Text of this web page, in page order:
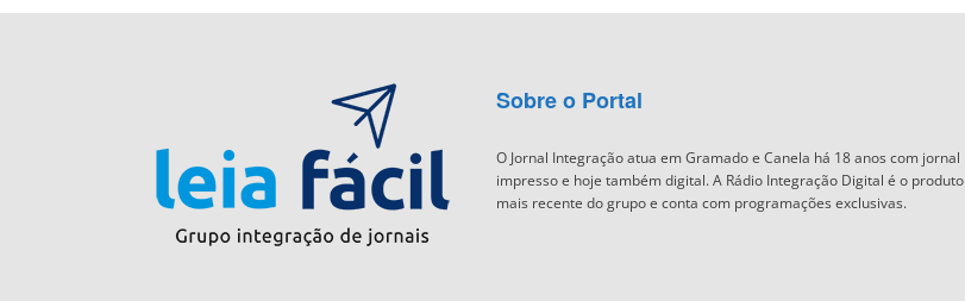
Sobre o Portal
O Jornal Integração atua em Gramado e Canela há 18 anos com jornal
impresso e hoje também digital. A Rádio Integração Digital é o produto
mais recente do grupo e conta com programações exclusivas.